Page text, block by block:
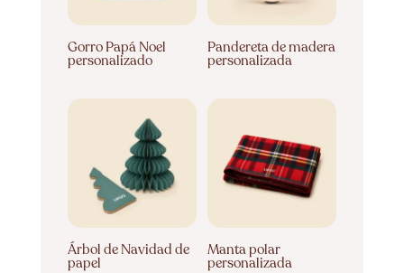
Gorro Papá Noel
personalizado
Pandereta de madera
personalizada
Árbol de Navidad de
papel
Manta polar
personalizada